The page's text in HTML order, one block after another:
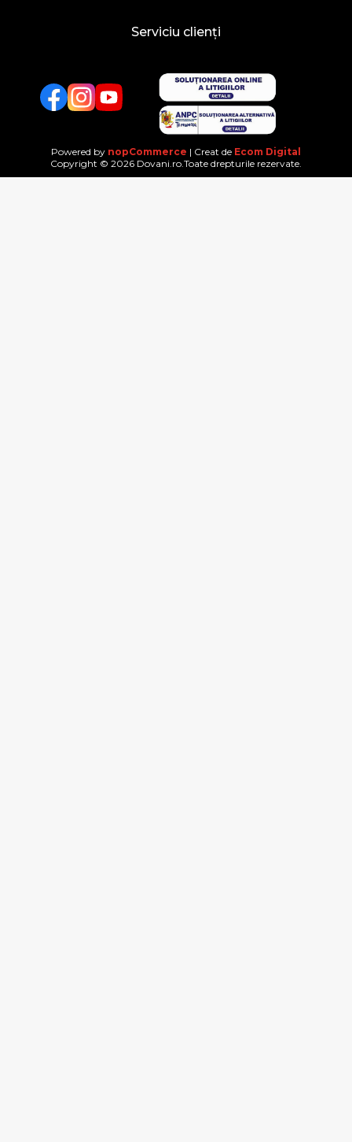
Serviciu clienți
FacebookTwitterYouTube
Powered by nopCommerce | Creat de Ecom Digital
Copyright © 2026 Dovani.ro.Toate drepturile rezervate.